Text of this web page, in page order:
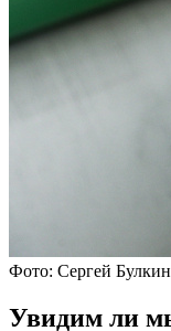
Фото: Сергей
Увидим ли